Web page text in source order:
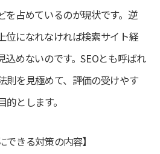
を占めているのが現状です。逆
位になれなければ検索サイト経
込めないのです。SEOとも呼ばれ
則を見極めて、評価の受けやす
とします。
できる対策の内容】